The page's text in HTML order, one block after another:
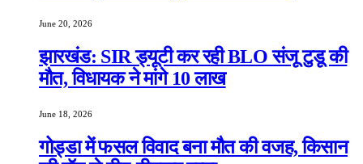
June 20, 2026
झारखंड: SIR ड्यूटी कर रही BLO संजू टुडू की
मौत, विधायक ने मांगे 10 लाख
June 18, 2026
गोड्डा में फसल विवाद बना मौत की वजह, किसान